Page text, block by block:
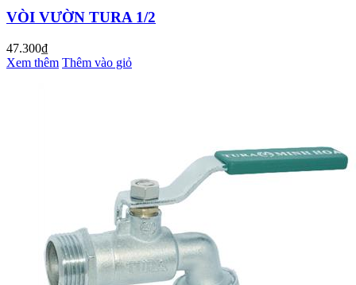
VÒI VƯỜN TURA 1/2
47.300₫
Xem thêm Thêm vào giỏ